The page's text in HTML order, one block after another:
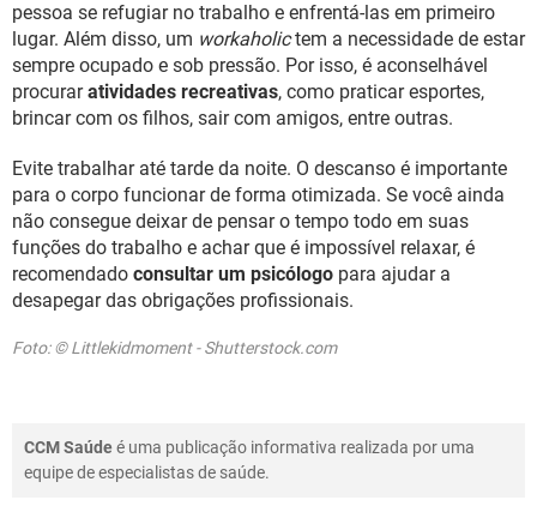
pessoa se refugiar no trabalho e enfrentá-las em primeiro
lugar. Além disso, um workaholictem a necessidade de estar
sempre ocupado e sob pressão. Por isso, é aconselhável
procuraratividades recreativas, como praticar esportes,
brincar com os filhos, sair com amigos, entre outras.
Evite trabalhar até tarde da noite. O descanso é importante
para o corpo funcionar de forma otimizada. Se você ainda
não consegue deixar de pensar o tempo todo em suas
funções do trabalho e achar que é impossível relaxar, é
recomendado consultar um psicólogo para ajudar a
desapegar das obrigações profissionais.
Foto: © Littlekidmoment - Shutterstock.com
CCM Saúdeé uma publicação informativa realizada por uma
equipe de especialistas de saúde.